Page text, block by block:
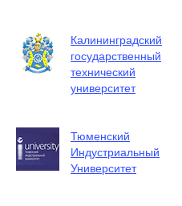
Калининградский
государственный
технический
университет
Тюменский
Индустриальный
Университет